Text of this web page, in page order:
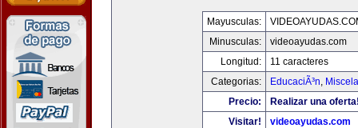
Mayusculas:
Minusculas:
videoayudas.com
Longitud:
11 caracteres
Categorias:
EducaciÃ³n,
Precio:
Realizar una
Visitar!
videoayudas.com